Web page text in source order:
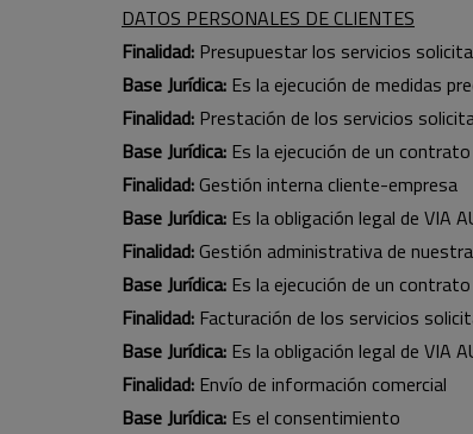
DATOS PERSONALES DE CLIENTES
Finalidad: Presupuestar los servicios
Base Jurídica: Es la ejecución de medidas
Finalidad: Prestación de los servicios
Base Jurídica: Es la ejecución de un contrato
Finalidad:Gestión interna cliente-empresa
Base Jurídica: Es la obligación legal de VIA
Finalidad:Gestión administrativa de
Base Jurídica: Es la ejecución de un contrato
Finalidad: Facturación de los servicios
Base Jurídica: Es la obligación legal de VIA
Finalidad: Envío de información comercial
Base Jurídica: Es el consentimiento